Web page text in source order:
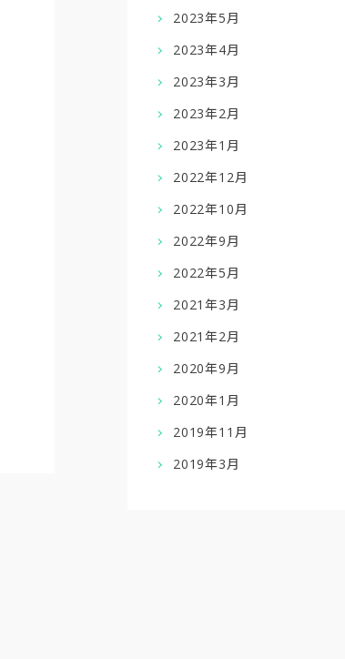
2023年5月
2023年4月
2023年3月
2023年2月
2023年1月
2022年12月
2022年10月
2022年9月
2022年5月
2021年3月
2021年2月
2020年9月
2020年1月
2019年11月
2019年3月